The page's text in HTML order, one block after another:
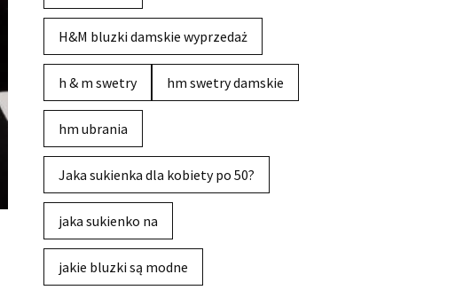
H&M bluzki damskie wyprzedaż
h & m swetry hm swetry damskie
hm ubrania
Jaka sukienka dla kobiety po 50?
jaka sukienko na
jakie bluzki są modne